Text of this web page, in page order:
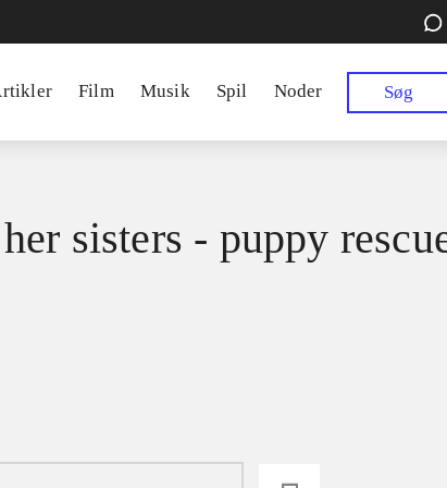
Film Musik Spil Noder Søg
sisters - puppy